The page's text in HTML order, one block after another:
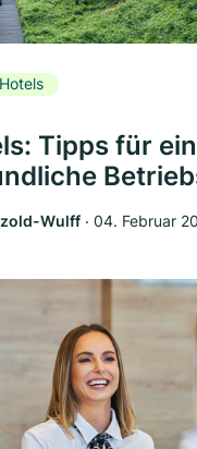
Tipps für
Wulff ‧ 04. Februar